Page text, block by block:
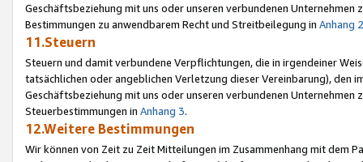
Geschäftsbeziehung mit uns oder unseren verbundenen
Bestimmungen zu anwendbarem Recht und Streitbeilegung in Anhang 2
11.Steuern
Steuern und damit verbundene Verpflichtungen, die in irgendeiner
tatsächlichen oder angeblichen Verletzung dieser Vereinbarung), den
Geschäftsbeziehung mit uns oder unseren verbundenen
Steuerbestimmungen in Anhang 3.
12.Weitere Bestimmungen
Wir können von Zeit zu Zeit Mitteilungen im Zusammenhang mit dem